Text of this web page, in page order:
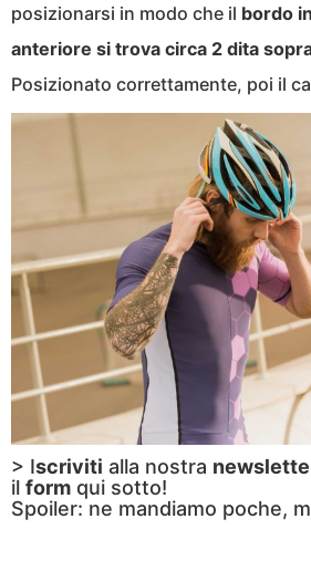
posizionarsi in modo che il bordo
anteriore si trova circa 2 dita
Posizionato correttamente, poi il
> Iscriviti alla nostra
il form qui sotto!
Spoiler: ne mandiamo poche,